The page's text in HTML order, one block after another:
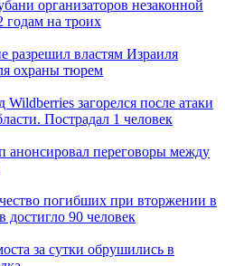
организаторов незаконной
годам на троих
разрешил властям Израиля
охраны тюрем
Wildberries загорелся после атаки
Пострадал 1 человек
анонсировал переговоры между
погибших при вторжении в
90 человек
за сутки обрушились в